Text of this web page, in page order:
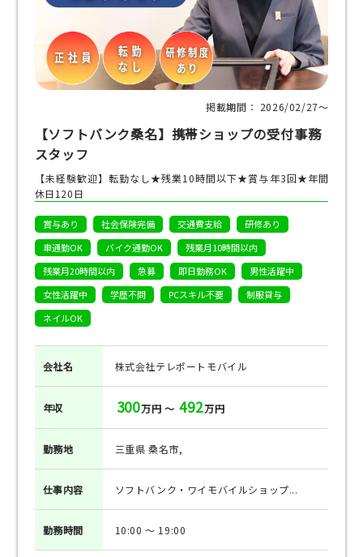
掲載期間： 2026/02/27〜
【ソフトバンク桑名】携帯ショップの受付事務
スタッフ
【未経験歓迎】転勤なし★残業10時間以下★賞与年3回★年間
休日120日
賞与あり 社会保険完備 交通費支給
研修あり
車通勤OK
バイク通勤OK
残業月10時間以内
残業月20時間以内
急募 即日勤務OK
男性活躍中
女性活躍中
学歴不問 PCスキル不要
制服貸与
ネイルOK
会社名 株式会社テレポートモバイル
年収 300万円 ～ 492万円
勤務地 三重県 桑名市,
仕事内容 ソフトバンク・ワイモバイルショップ...
勤務時間 10:00 ～ 19:00